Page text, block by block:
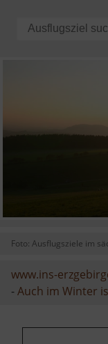
Foto: Ausflugsziele im
www.ins-
-Auch im Winter